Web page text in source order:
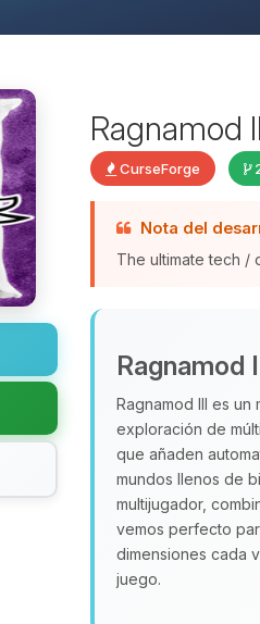
Ragnamod
CurseForge
Nota del
The ultimate tech /
Ragnamod
Ragnamod III es
exploración de
que añaden
mundos llenos de
multijugador,
vemos perfecto
dimensiones cada
juego.